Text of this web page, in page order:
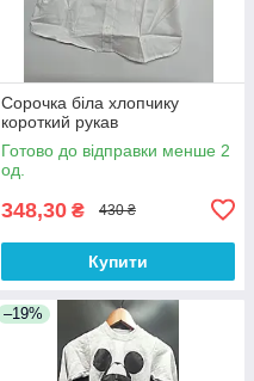
Сорочка біла хлопчику
короткий рукав
Готово до відправки менше 2
од.
348,30 ₴ 430 ₴
Купити
–19%